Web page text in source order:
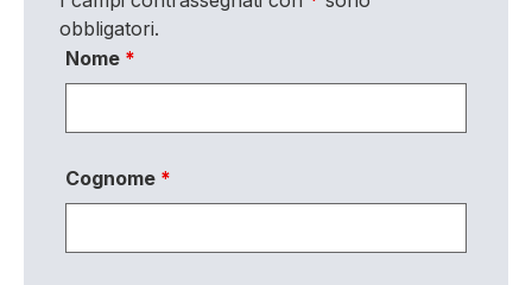
obbligatori.
Nome *
Cognome *